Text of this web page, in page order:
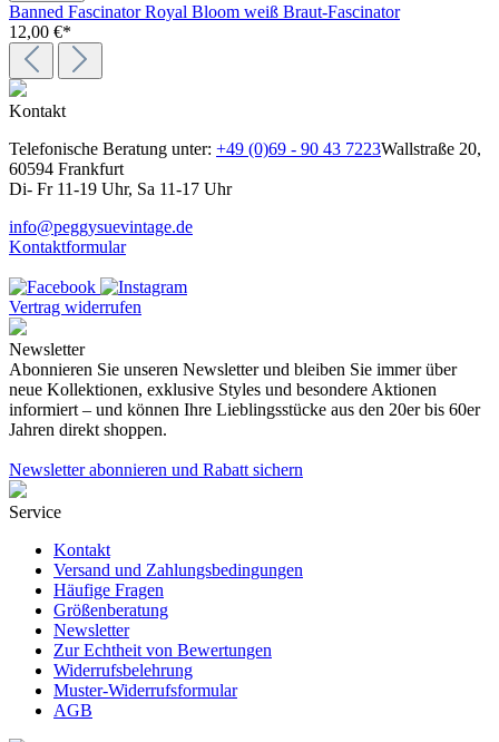
Banned Fascinator Royal Bloom weiß Braut-Fascinator
12,00 €*
Kontakt
Telefonische Beratung unter: +49 (0)69 - 90 43 7223Wallstraße 20,
60594 Frankfurt
Di- Fr 11-19 Uhr, Sa 11-17 Uhr
info@peggysuevintage.de
Kontaktformular
Vertrag widerrufen
Newsletter
Abonnieren Sie unseren Newsletter und bleiben Sie immer über
neue Kollektionen, exklusive Styles und besondere Aktionen
informiert – und können Ihre Lieblingsstücke aus den 20er bis 60er
Jahren direkt shoppen.
Newsletter abonnieren und Rabatt sichern
Service
Kontakt
Versand und Zahlungsbedingungen
Häufige Fragen
Größenberatung
Newsletter
Zur Echtheit von Bewertungen
Widerrufsbelehrung
Muster-Widerrufsformular
AGB